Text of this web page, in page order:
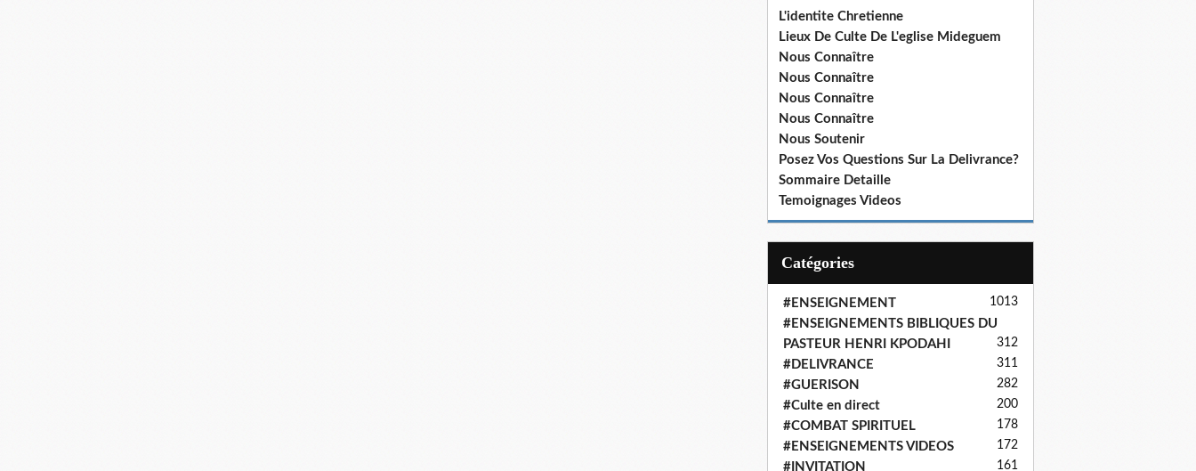
L'identite Chretienne
Lieux De Culte De L'eglise Mideguem
Nous Connaître
Nous Connaître
Nous Connaître
Nous Connaître
Nous Soutenir
Posez Vos Questions Sur La Delivrance?
Sommaire Detaille
Temoignages Videos
Catégories
#ENSEIGNEMENT 1013
#ENSEIGNEMENTS BIBLIQUES DU
PASTEUR HENRI KPODAHI
312
#DELIVRANCE 311
#GUERISON 282
#Culte en direct 200
#COMBAT SPIRITUEL 178
#ENSEIGNEMENTS VIDEOS 172
#INVITATION 161